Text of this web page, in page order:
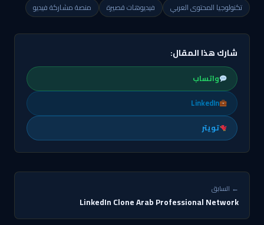
تكنولوجيا المحتوى العربي
فيديوهات قصيرة منصة مشاركة فيديو
شارك هذا المقال:
واتساب
LinkedIn
تويتر
← السابق
LinkedIn Clone Arab Professional Network